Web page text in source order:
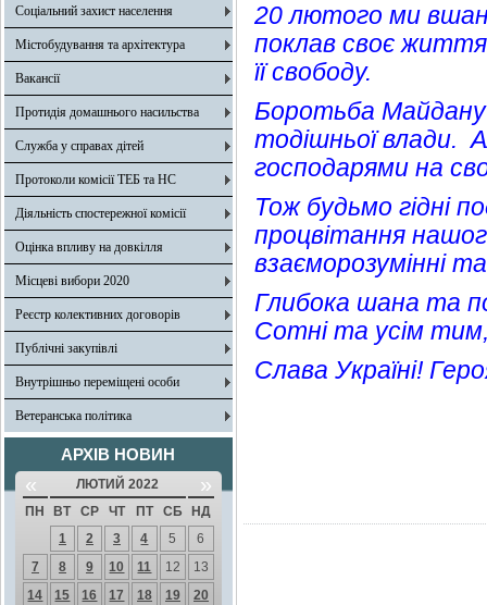
Соціальний захист населення
Містобудування та архітектура
Вакансії
Протидія домашнього насильства
Служба у справах дітей
Протоколи комісії ТЕБ та НС
Діяльність спостережної комісії
Оцінка впливу на довкілля
Місцеві вибори 2020
Реєстр колективних договорів
Публічні закупівлі
Внутрішньо переміщені особи
Ветеранська політика
АРХІВ НОВИН
« ЛЮТИЙ 2022 »
ПН ВТ СР ЧТ ПТ СБ
НД
1
2 3 4 5
6
7
8 9 10 11 12
13
14
15 16 17 18 19
20
20 лютого ми
поклав своє
її свободу.
Боротьба
тодішньої влади.
господарями на
Тож будьмо гідні
процвітання
взаєморозумінні
Глибока шана та
Сотні та усім
Слава Україні!